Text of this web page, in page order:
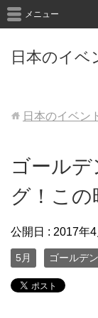
日本のイベ
メニュー
日本のイベン
ゴール
グ！この
公開日 : 2017年4
5月 ゴールデ